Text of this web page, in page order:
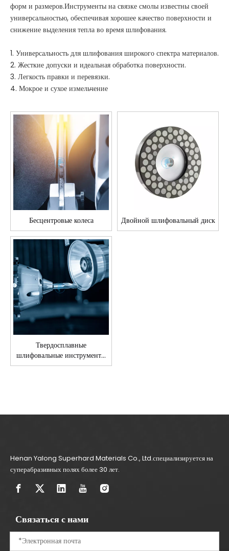
форм и размеров.Инструменты на связке смолы известны своей
универсальностью, обеспечивая хорошее качество поверхности и
снижение выделения тепла во время шлифования.
1. Универсальность для шлифования широкого спектра материалов.
2. Жесткие допуски и идеальная обработка поверхности.
3. Легкость правки и перевязки.
4. Мокрое и сухое измельчение
Бесцентровые колеса Двойной шлифовальный диск
Твердосплавные
шлифовальные инструменты
на станках с ЧПУ
Henan Yalong Superhard Materials Co., Ltd.специализируется на
суперабразивных полях более 30 лет.
Связаться с нами